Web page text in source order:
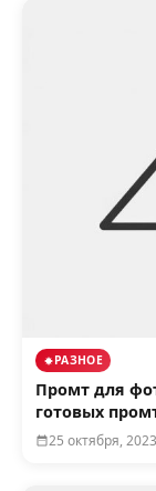
РАЗНОЕ
Промт для
готовых
25 октября, 2023